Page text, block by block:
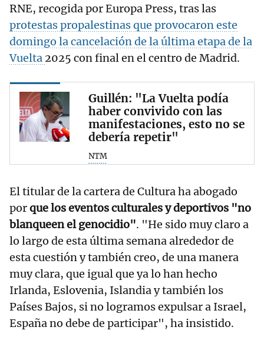
RNE, recogida por Europa Press, tras las
protestas propalestinas que provocaron este
domingo la cancelación de la última etapa de la
Vuelta 2025 con final en el centro de Madrid.
Guillén: "La Vuelta podía
haber convivido con las
manifestaciones, esto no se
debería repetir"
NTM
El titular de la cartera de Cultura ha abogado
porque los eventos culturales y deportivos "no
blanqueen el genocidio". "He sido muy claro a
lo largo de esta última semana alrededor de
esta cuestión y también creo, de una manera
muy clara, que igual que ya lo han hecho
Irlanda, Eslovenia, Islandia y también los
Países Bajos, si no logramos expulsar a Israel,
España no debe de participar", ha insistido.